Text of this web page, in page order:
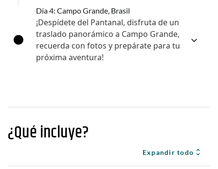
Día 4: Campo Grande, Brasil
¡Despídete del Pantanal, disfruta de un
traslado panorámico a Campo Grande,
recuerda con fotos y prepárate para tu
próxima aventura!
¿Qué incluye?
Expandir todo